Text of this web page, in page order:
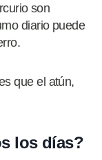
son
diario puede
que el atún,
los días?